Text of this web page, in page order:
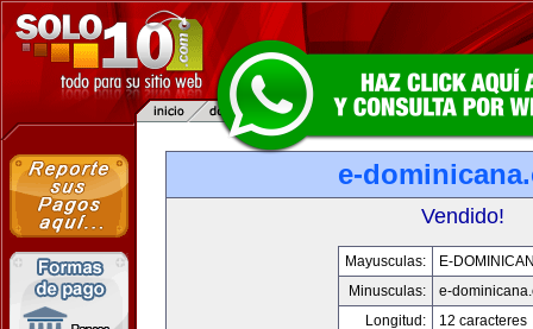
e-
Vendido!
Mayusculas:
E-
Minusculas:
e-
Longitud:
12 caracteres